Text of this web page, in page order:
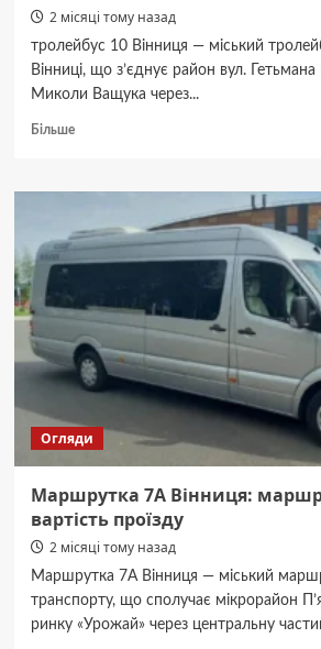
2 місяці тому назад
тролейбус 10 Вінниця — міський
Вінниці, що з’єднує район вул.
Миколи Ващука через...
БільшеДокладніше
10
маршрут,
проїзду
Огляди
Маршрутка 7А Вінниця:
вартість проїзду
2 місяці тому назад
Маршрутка 7А Вінниця — міський
транспорту, що сполучає мікрорайон
ринку «Урожай» через центральну